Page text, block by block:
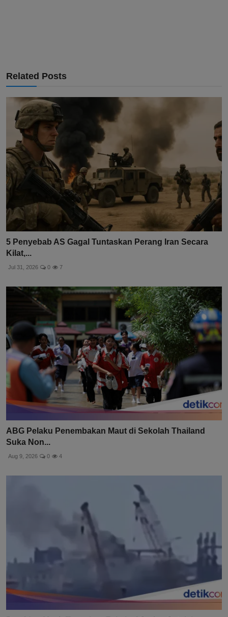
Related Posts
5 Penyebab AS Gagal Tuntaskan Perang Iran Secara
Kilat,...
Jul 31, 2026 0 7
ABG Pelaku Penembakan Maut di Sekolah Thailand
Suka Non...
Aug 9, 2026 0 4